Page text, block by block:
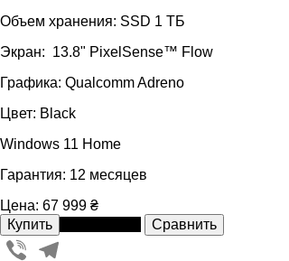
Объем хранения: SSD 1 ТБ
Экран: 13.8" PixelSense™ Flow
Графика: Qualcomm Adreno
Цвет: Black
Windows 11 Home
Гарантия: 12 месяцев
Цена: 67 999 ₴
Viber